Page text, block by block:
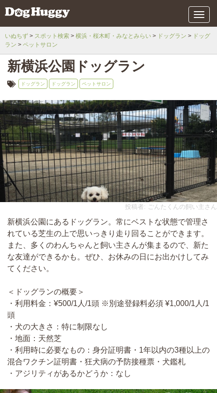
メ
ニ
ュ
いぬちず スポット検索 横浜・桜木町・みなとみらい ドッグラン
ドッグ
ラン
ペットサロン
新横浜公園ドッグラン
ドッグラン ドッグラン ペットサロン
投稿者: ごんたくんの飼い主さん
新横浜公園にあるドッグラン。常にベストな状態で管理さ
れている芝生の上で思いっきり走り回ることができます。
また、多くのわんちゃんと飼い主さんが集まるので、新た
な友達ができるかも。ぜひ、お休みの日にお出かけしてみ
てください。
＜ドッグランの概要＞
・利用料金：¥500/1人/1頭 ※別途登録料必須 ¥1,000/1人/1
頭
・犬の大きさ：特に制限なし
・地面：天然芝
・利用時に必要なもの：身分証明書・1年以内の3種以上の
混合ワクチン証明書・狂犬病の予防接種票・犬鑑札
・アジリティがあるかどうか：なし